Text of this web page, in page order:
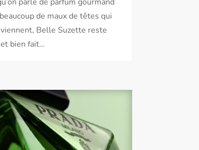
de maux de têtes qui
Belle Suzette reste
bien fait…